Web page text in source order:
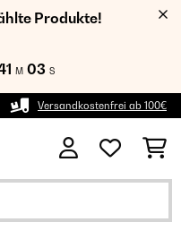
Produkte!
M 02 S
Versandkostenfrei ab 100€